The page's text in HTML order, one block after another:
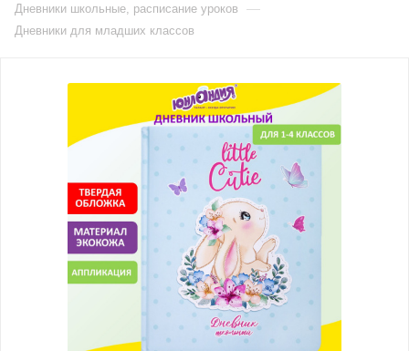
Дневники школьные, расписание уроков —
Дневники для младших классов